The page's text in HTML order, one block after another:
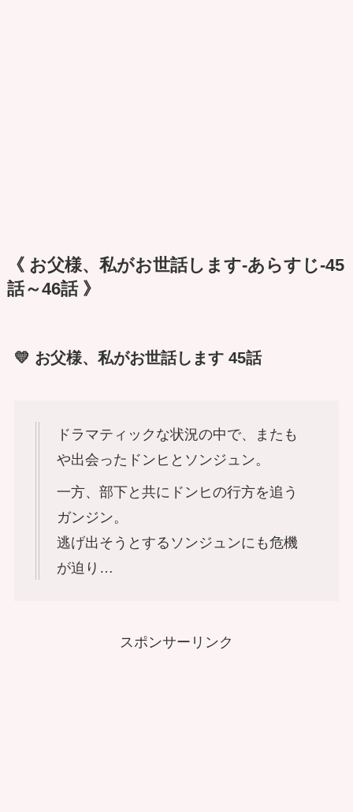
《 お父様、私がお世話します-あらすじ-45
話～46話 》
💛 お父様、私がお世話します 45話
ドラマティックな状況の中で、またも
や出会ったドンヒとソンジュン。
一方、部下と共にドンヒの行方を追う
ガンジン。
逃げ出そうとするソンジュンにも危機
が迫り…
スポンサーリンク